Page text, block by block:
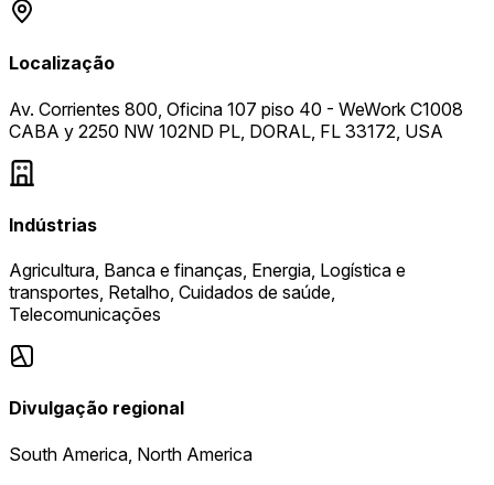
Localização
Av. Corrientes 800, Oficina 107 piso 40 - WeWork C1008
CABA y 2250 NW 102ND PL, DORAL, FL 33172, USA
Indústrias
Agricultura, Banca e finanças, Energia, Logística e
transportes, Retalho, Cuidados de saúde,
Telecomunicações
Divulgação regional
South America, North America